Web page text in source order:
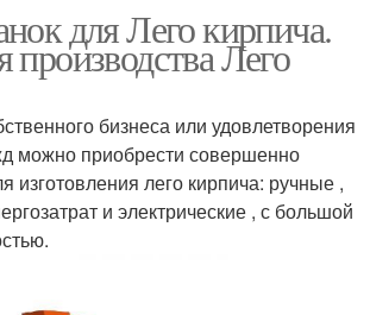
для Лего кирпича.
производства Лего
бизнеса или удовлетворения
можно приобрести совершенно
изготовления лего кирпича: ручные ,
и электрические , с большой